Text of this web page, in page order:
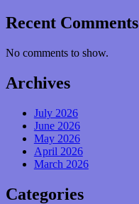
Recent Comments
No comments to show.
Archives
July 2026
June 2026
May 2026
April 2026
March 2026
Categories